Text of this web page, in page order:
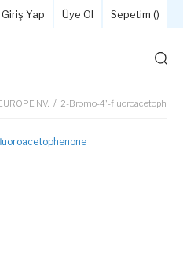
Giriş Yap Üye Ol Sepetim ()
NV. 2-Bromo-4'-